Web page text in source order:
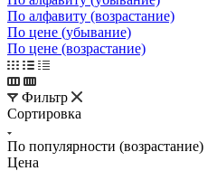
По алфавиту (возрастание)
По цене (убывание)
По цене (возрастание)
Фильтр
Сортировка
По популярности (возрастание)
Цена